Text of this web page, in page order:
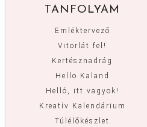
TANFOLYAM
Emléktervező
Vitorlát fel!
Kertésznadrág
Hello Kaland
Helló, itt vagyok!
Kreatív Kalendárium
Túlélőkészlet